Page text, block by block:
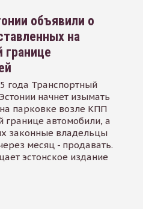
объявили о
на
границе
года Транспортный
начнет изымать
парковке возле КПП
границе автомобили, а
законные владельцы
месяц - продавать.
эстонское издание